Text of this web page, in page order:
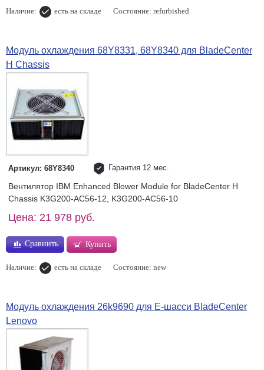
Наличие: есть на складе Состояние: refurbished
Модуль охлаждения 68Y8331, 68Y8340 для BladeCenter
H Chassis
Артикул: 68Y8340 Гарантия 12 мес.
Вентилятор IBM Enhanced Blower Module for BladeCenter H
Chassis K3G200-AC56-12, K3G200-AC56-10
Цена: 21 978 руб.
Сравнить Купить
Наличие: есть на складе Состояние: new
Модуль охлаждения 26k9690 для E-шасси BladeCenter
Lenovo